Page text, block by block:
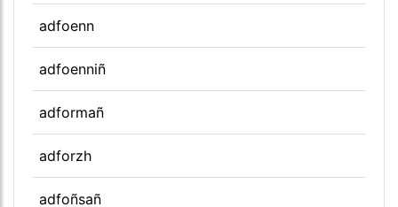
adfoenn
adfoenniñ
adformañ
adforzh
adfoñsañ